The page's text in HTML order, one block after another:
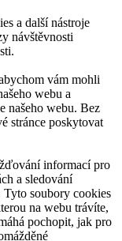
a další nástroje
návštěvnosti
vám mohli
webu a
našeho webu. Bez
stránce poskytovat
informací pro
a sledování
soubory cookies
na webu trávíte,
pochopit, jak pro